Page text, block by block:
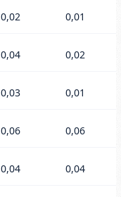
0,02 0,01
0,04 0,02
0,03 0,01
0,06 0,06
0,04 0,04